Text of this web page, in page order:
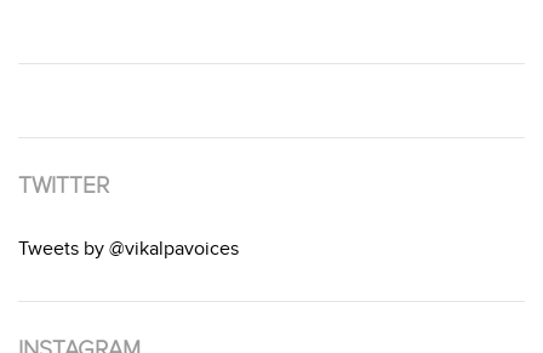
TWITTER
Tweets by @vikalpavoices